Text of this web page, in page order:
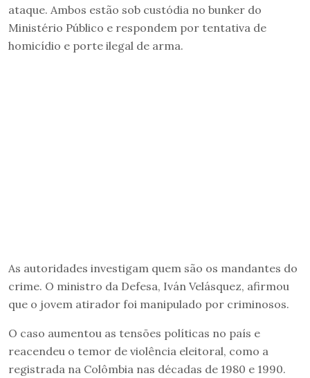
ataque. Ambos estão sob custódia no bunker do
Ministério Público e respondem por tentativa de
homicídio e porte ilegal de arma.
As autoridades investigam quem são os mandantes do
crime. O ministro da Defesa, Iván Velásquez, afirmou
que o jovem atirador foi manipulado por criminosos.
O caso aumentou as tensões políticas no país e
reacendeu o temor de violência eleitoral, como a
registrada na Colômbia nas décadas de 1980 e 1990.